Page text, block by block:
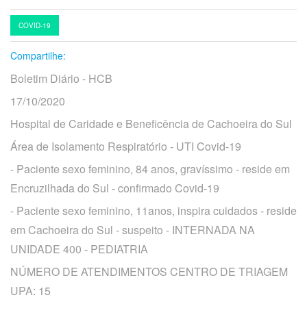
Escola HCB
Resultado de exames
O
que
você
procura?
COVID-19
Compartilhe:
Boletim Diário - HCB
17/10/2020
Hospital de Caridade e Beneficência de Cachoeira do Sul
Área de Isolamento Respiratório - UTI Covid-19
- Paciente sexo feminino, 84 anos, gravíssimo - reside em
Encruzilhada do Sul - confirmado Covid-19
- Paciente sexo feminino, 11anos, inspira cuidados - reside
em Cachoeira do Sul - suspeito - INTERNADA NA
UNIDADE 400 - PEDIATRIA
NÚMERO DE ATENDIMENTOS CENTRO DE TRIAGEM
UPA: 15